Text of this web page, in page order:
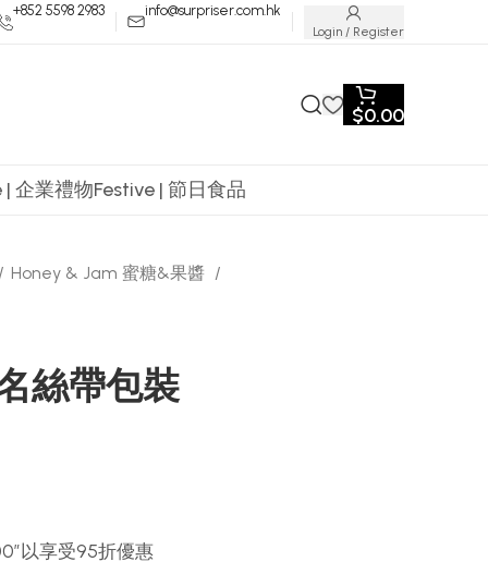
+852 5598 2983 info@surpriser.com.hk
Login / Register
$0.00
企業禮物Festive | 節日食品
Honey & Jam 蜜糖&果醬
絲帶包裝
以享受95折優惠